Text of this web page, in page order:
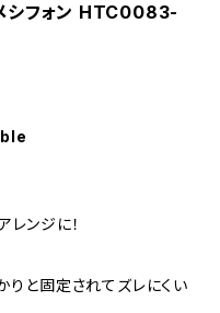
シフォン HTC0083-
ンジに！
りと固定されてズレにくい